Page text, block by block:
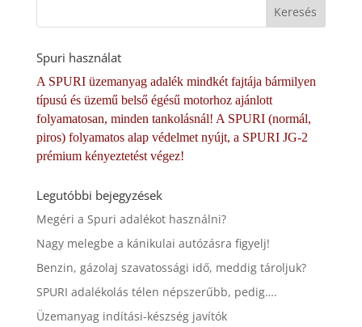
Spuri használat
A SPURI üzemanyag adalék mindkét fajtája bármilyen
típusú és üzemű belső égésű motorhoz ajánlott
folyamatosan, minden tankolásnál! A SPURI (normál,
piros) folyamatos alap védelmet nyújt, a SPURI JG-2
prémium kényeztetést végez!
Legutóbbi bejegyzések
Megéri a Spuri adalékot használni?
Nagy melegbe a kánikulai autózásra figyelj!
Benzin, gázolaj szavatossági idő, meddig tároljuk?
SPURI adalékolás télen népszerűbb, pedig….
Üzemanyag indítási-készség javítók